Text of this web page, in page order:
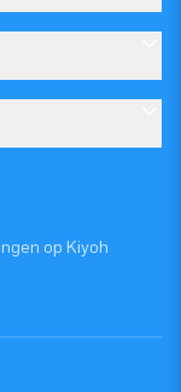
op Kiyoh